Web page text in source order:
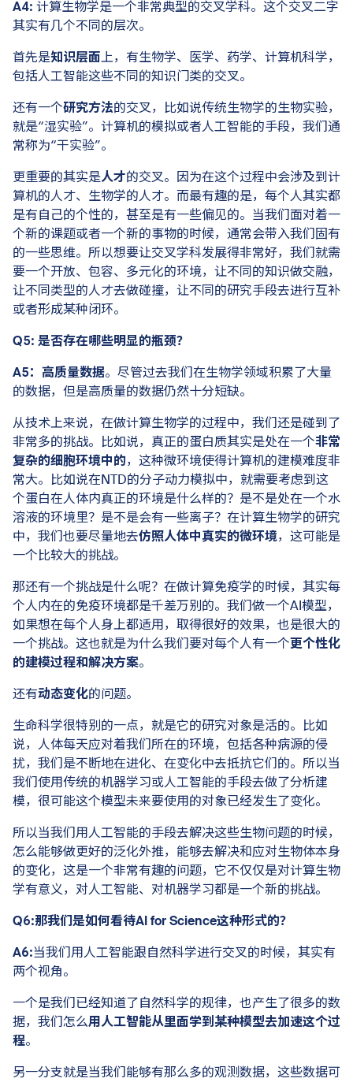
A4: 计算生物学是一个非常典型的交叉学科。这个交叉二字
其实有几个不同的层次。
首先是知识层面上，有生物学、医学、药学、计算机科学，
包括人工智能这些不同的知识门类的交叉。
还有一个研究方法的交叉，比如说传统生物学的生物实验，
就是“湿实验”。计算机的模拟或者人工智能的手段，我们通
常称为“干实验”。
更重要的其实是人才的交叉。因为在这个过程中会涉及到计
算机的人才、生物学的人才。而最有趣的是，每个人其实都
是有自己的个性的，甚至是有一些偏见的。当我们面对着一
个新的课题或者一个新的事物的时候，通常会带入我们固有
的一些思维。所以想要让交叉学科发展得非常好，我们就需
要一个开放、包容、多元化的环境，让不同的知识做交融，
让不同类型的人才去做碰撞，让不同的研究手段去进行互补
或者形成某种闭环。
Q5: 是否存在哪些明显的瓶颈？
A5： 高质量数据。尽管过去我们在生物学领域积累了大量
的数据，但是高质量的数据仍然十分短缺。
从技术上来说，在做计算生物学的过程中，我们还是碰到了
非常多的挑战。比如说，真正的蛋白质其实是处在一个非常
复杂的细胞环境中的，这种微环境使得计算机的建模难度非
常大。比如说在NTD的分子动力模拟中，就需要考虑到这
个蛋白在人体内真正的环境是什么样的？是不是处在一个水
溶液的环境里？是不是会有一些离子？在计算生物学的研究
中，我们也要尽量地去仿照人体中真实的微环境，这可能是
一个比较大的挑战。
那还有一个挑战是什么呢？在做计算免疫学的时候，其实每
个人内在的免疫环境都是千差万别的。我们做一个AI模型，
如果想在每个人身上都适用，取得很好的效果，也是很大的
一个挑战。这也就是为什么我们要对每个人有一个更个性化
的建模过程和解决方案。
还有动态变化的问题。
生命科学很特别的一点，就是它的研究对象是活的。比如
说，人体每天应对着我们所在的环境，包括各种病源的侵
扰，我们是不断地在进化、在变化中去抵抗它们的。所以当
我们使用传统的机器学习或人工智能的手段去做了分析建
模，很可能这个模型未来要使用的对象已经发生了变化。
所以当我们用人工智能的手段去解决这些生物问题的时候，
怎么能够做更好的泛化外推，能够去解决和应对生物体本身
的变化，这是一个非常有趣的问题，它不仅仅是对计算生物
学有意义，对人工智能、对机器学习都是一个新的挑战。
Q6:那我们是如何看待AI for Science这种形式的？
A6:当我们用人工智能跟自然科学进行交叉的时候，其实有
两个视角。
一个是我们已经知道了自然科学的规律，也产生了很多的数
据，我们怎么用人工智能从里面学到某种模型去加速这个过
程。
另一分支就是当我们能够有那么多的观测数据，这些数据可